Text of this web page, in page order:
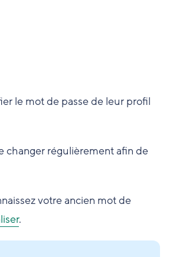
le mot de passe de leur profil
changer régulièrement afin de
votre ancien mot de
.